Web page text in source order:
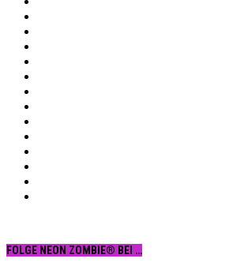
FOLGE NEON ZOMBIE® BEI …